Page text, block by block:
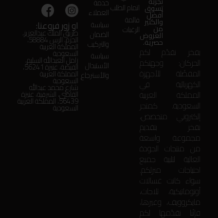
تسوق
أفضل
والكثير
من
العروض
حصرية.
بفخر نقدّم لكم
الحركان: وجهتكم
المفضّلة للأجهزة
الكهربائية في
المملكة العربية
السعودية. كمتجر
إلكتروني متخصص،
نفخر بتقديم
مجموعة واسعة
من منتجات الجودة
العالية لتلبية جميع
احتياجات منزلكم.
سواء كانت غسالات
أوتوماتيكية، ثلاجات،
مايكروويف، وغيرها،
فإنّنا نقدّمها لكم
اتمام الطلب
قائمة
الرغبات
خدمة
العملاء
سياسة
الضمان
والتركيب
سياسة
الأستبدال
والأسترجاع
او زور فروعنا:
طريق الملك عبدالعزيز،
الحزم، الرس 58884،
المملكة العربية
السعودية
زامل العبدالله السليم،
الفيضة، عنيزة 56241،
المملكة العربية
السعودية
شارع محمد عبدالله
القاضي، الشرقية، عنيزة
56439، المملكة العربية
السعودية